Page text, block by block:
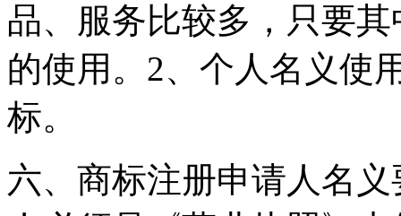
品、服务比较多，只要
的使用。2、个人名义使
标。
六、商标注册申请人名